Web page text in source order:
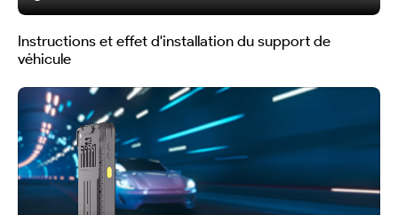
Instructions et effet d'installation du support de
véhicule